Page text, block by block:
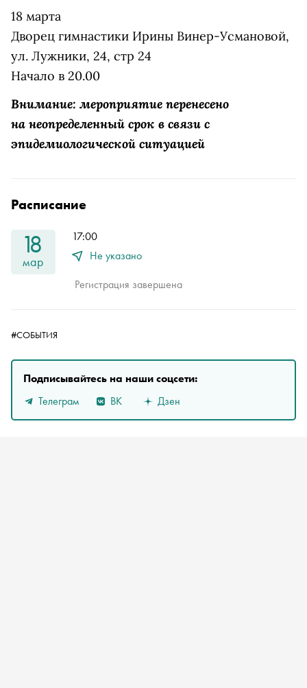
18 марта
Дворец гимнастики Ирины Винер-Усмановой,
ул. Лужники, 24, стр 24
Начало в 20.00
Внимание: мероприятие перенесено
на неопределенный срок в связи с
эпидемиологической ситуацией
Расписание
18
мар
17:00
Не указано
Регистрация завершена
#СОБЫТИЯ
Подписывайтесь на наши соцсети:
Телеграм
ВК Дзен